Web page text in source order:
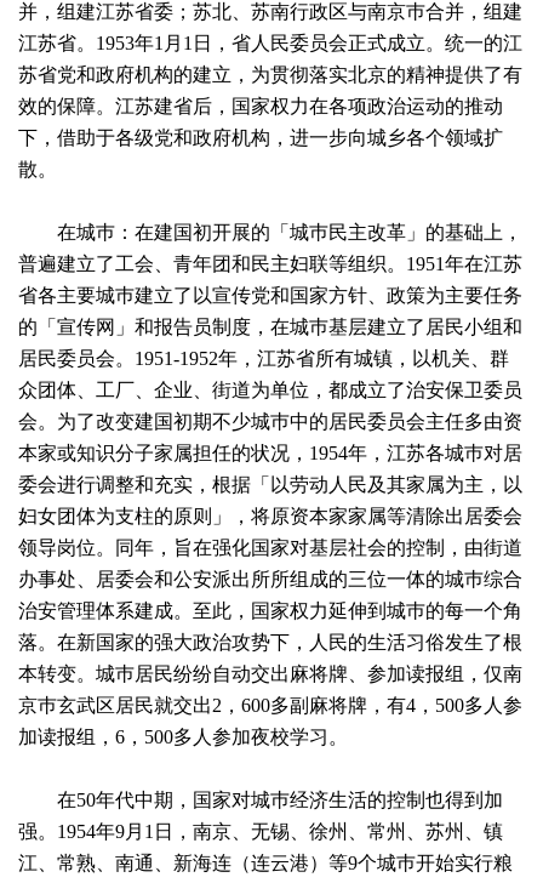
并，组建江苏省委；苏北、苏南行政区与南京巿合并，组建
江苏省。1953年1月1日，省人民委员会正式成立。统一的江
苏省党和政府机构的建立，为贯彻落实北京的精神提供了有
效的保障。江苏建省后，国家权力在各项政治运动的推动
下，借助于各级党和政府机构，进一步向城乡各个领域扩
散。
在城巿：在建国初开展的「城巿民主改革」的基础上，
普遍建立了工会、青年团和民主妇联等组织。1951年在江苏
省各主要城巿建立了以宣传党和国家方针、政策为主要任务
的「宣传网」和报告员制度，在城巿基层建立了居民小组和
居民委员会。1951-1952年，江苏省所有城镇，以机关、群
众团体、工厂、企业、街道为单位，都成立了治安保卫委员
会。为了改变建国初期不少城巿中的居民委员会主任多由资
本家或知识分子家属担任的状况，1954年，江苏各城巿对居
委会进行调整和充实，根据「以劳动人民及其家属为主，以
妇女团体为支柱的原则」，将原资本家家属等清除出居委会
领导岗位。同年，旨在强化国家对基层社会的控制，由街道
办事处、居委会和公安派出所所组成的三位一体的城巿综合
治安管理体系建成。至此，国家权力延伸到城巿的每一个角
落。在新国家的强大政治攻势下，人民的生活习俗发生了根
本转变。城巿居民纷纷自动交出麻将牌、参加读报组，仅南
京巿玄武区居民就交出2，600多副麻将牌，有4，500多人参
加读报组，6，500多人参加夜校学习。
在50年代中期，国家对城巿经济生活的控制也得到加
强。1954年9月1日，南京、无锡、徐州、常州、苏州、镇
江、常熟、南通、新海连（连云港）等9个城巿开始实行粮